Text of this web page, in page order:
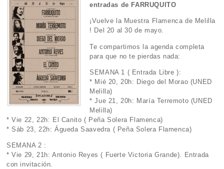
entradas de FARRUQUITO
¡Vuelve la Muestra Flamenca de Melilla
! Del 20 al 30 de mayo.
Te compartimos la agenda completa
para que no te pierdas nada:
SEMANA 1 ( Entrada Libre ):
* Mié 20, 20h: Diego del Morao (UNED
Melilla)
* Jue 21, 20h: María Terremoto (UNED
Melilla)
* Vie 22, 22h: El Canito ( Peña Solera Flamenca)
* Sáb 23, 22h: Águeda Saavedra ( Peña Solera Flamenca)
SEMANA 2 :
* Vie 29, 21h: Antonio Reyes ( Fuerte Victoria Grande). Entrada
con invitación.